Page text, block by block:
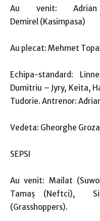
Au venit:
Demirel (Kasimpasa)
Au plecat: Mehmet
Echipa-standard:
Dumitriu – Jyry, Keita,
Tudorie. Antrenor:
Vedeta: Gheorghe
SEPSI
Au venit: Mailat
Tamaş (Neftci),
(Grasshoppers).